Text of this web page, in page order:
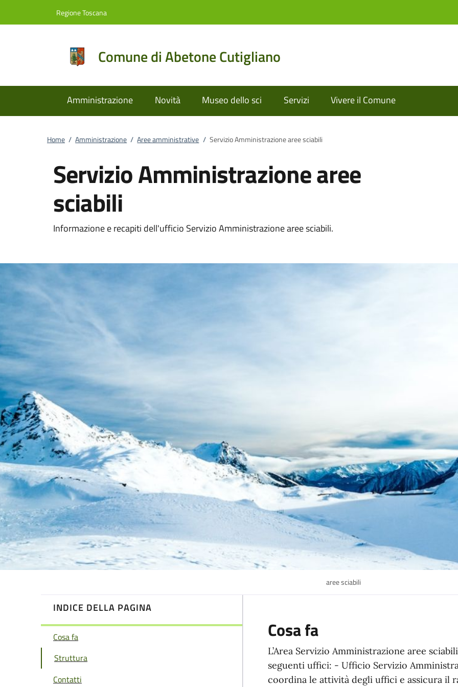
Regione Toscana
Comune di Abetone Cutigliano
Amministrazione Novità Museo dello sci Servizi Vivere il Comune
Home / Amministrazione / Aree amministrative / Servizio Amministrazione aree sciabili
Servizio Amministrazione aree
sciabili
Informazione e recapiti dell'ufficio Servizio Amministrazione aree sciabili.
aree sciabili
INDICE DELLA PAGINA
Cosa fa
Struttura
Contatti
Cosa fa
L’Area Servizio Amministrazione aree
seguenti uffici: - Ufficio Servizio
coordina le attività degli uffici e assicura il